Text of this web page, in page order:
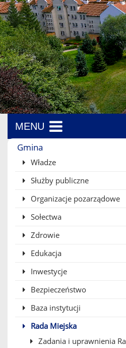
MENU
Menu boczne
Gmina
Władze
Służby publiczne
Organizacje pozarządowe
Sołectwa
Zdrowie
Edukacja
Inwestycje
Bezpieczeństwo
Baza instytucji
Rada Miejska
Zadania i uprawnienia